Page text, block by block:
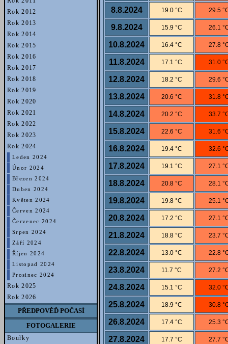
Rok 2012
Rok 2013
Rok 2014
Rok 2015
Rok 2016
Rok 2017
Rok 2018
Rok 2019
Rok 2020
Rok 2021
Rok 2022
Rok 2023
Rok 2024
Leden 2024
Únor 2024
Březen 2024
Duben 2024
Květen 2024
Červen 2024
Červenec 2024
Srpen 2024
Září 2024
Říjen 2024
Listopad 2024
Prosinec 2024
Rok 2025
Rok 2026
PŘEDPOVĚĎ POČASÍ
FOTOGALERIE
Bouřky
8.8.2024 19.0 °C 29.5
9.8.2024 15.9 °C 26.1
10.8.2024 16.4 °C 27.8
11.8.2024 17.1 °C 31.0
12.8.2024 18.2 °C 29.6
13.8.2024 20.6 °C 31.8
14.8.2024 20.2 °C 33.7
15.8.2024 22.6 °C 31.6
16.8.2024 19.4 °C 32.6
17.8.2024 19.1 °C 27.1
18.8.2024 20.8 °C 28.1
19.8.2024 19.8 °C 25.1
20.8.2024 17.2 °C 27.1
21.8.2024 18.8 °C 23.7
22.8.2024 13.0 °C 22.8
23.8.2024 11.7 °C 27.2
24.8.2024 15.1 °C 32.0
25.8.2024 18.9 °C 30.8
26.8.2024 17.4 °C 25.3
27.8.2024 17.7 °C 27.7